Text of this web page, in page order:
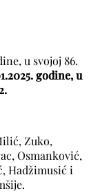
u svojoj 86.
godine, u
Zuko,
Osmanković,
Hadžimusić i